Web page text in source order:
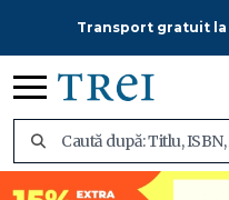
Transport gratuit la